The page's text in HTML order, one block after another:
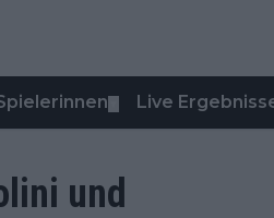
Live
und